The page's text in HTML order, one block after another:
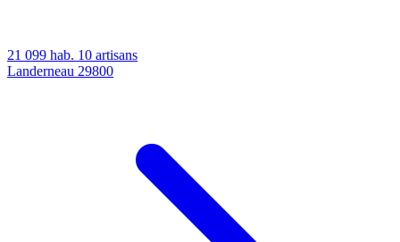
21 099 hab. 10 artisans
Landerneau 29800